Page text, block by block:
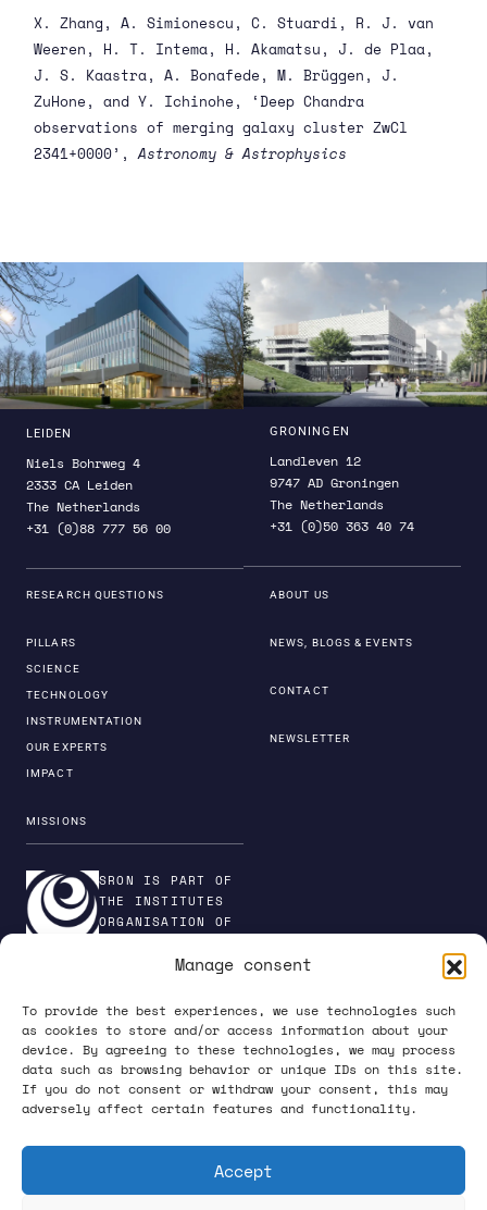
Manage consent
To provide the best experiences, we use technologies such
as cookies to store and/or access information about your
device. By agreeing to these technologies, we may process
data such as browsing behavior or unique IDs on this site.
If you do not consent or withdraw your consent, this may
adversely affect certain features and functionality.
Accept
van de onzichtbare massa, in kaart gebracht via
gravitational lensing van achtergrondobjecten,
is ook grotendeels ongehinderd rechtdoor
geschoten (zie blauw in afbeelding boven). Dit
is een bewijsstuk voor de stelling dat deze
onzichtbare massa inderdaad donkere materie is,
over enkele honderden miljoenen jaren uitziet.
X. Zhang, A. Simionescu, C. Stuardi, R. J. van
Weeren, H. T. Intema, H. Akamatsu, J. de Plaa,
J. S. Kaastra, A. Bonafede, M. Brüggen, J.
ZuHone, and Y. Ichinohe, ‘Deep Chandra
observations of merging galaxy cluster ZwCl
2341+0000’,Astronomy & Astrophysics
LEIDEN
Niels Bohrweg 4
2333 CA Leiden
The Netherlands
+31 (0)88 777 56 00
GRONINGEN
Landleven 12
9747 AD Groningen
The Netherlands
+31 (0)50 363 40 74
RESEARCH QUESTIONS
PILLARS
SCIENCE
TECHNOLOGY
INSTRUMENTATION
OUR EXPERTS
IMPACT
MISSIONS
ABOUT US
NEWS, BLOGS & EVENTS
CONTACT
NEWSLETTER
SRON IS PART OF
THE INSTITUTES
ORGANISATION OF
PRIVACY POLICY